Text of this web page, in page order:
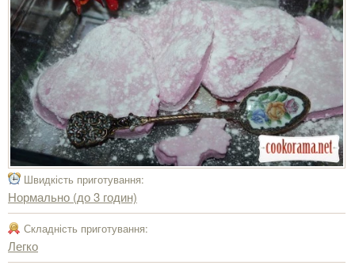
Швидкість приготування:
Нормально (до 3 годин)
Складність приготування:
Легко